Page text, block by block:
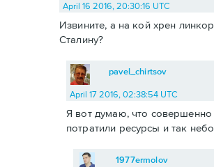
April 16 2016, 20:30:16 UTC
Извините, а на кой хрен
Сталину?
pavel_chirtsov
April 17 2016, 02:38:54 UTC
Я вот думаю, что совершенно
потратили ресурсы и так
1977ermolov